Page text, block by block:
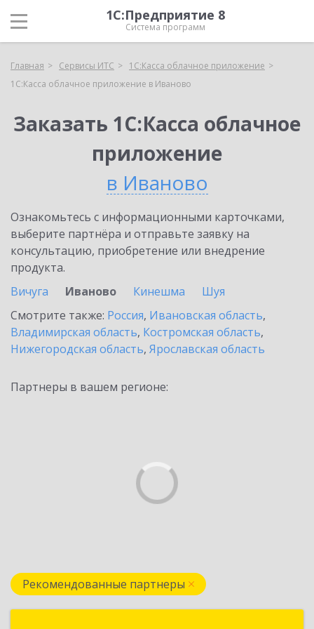
1С:Предприятие 8
Система программ
Главная Сервисы ИТС
1С:Касса облачное приложение
1С:Касса облачное приложение в Иваново
Заказать 1С:Касса облачное
приложение
в Иваново
Ознакомьтесь с информационными карточками,
выберите партнёра и отправьте заявку на
консультацию, приобретение или внедрение
продукта.
Вичуга
Иваново Кинешма
Шуя
Смотрите также: Россия, Ивановская область,
Владимирская область, Костромская область,
Нижегородская область, Ярославская область
Партнеры в вашем регионе:
Рекомендованные партнеры